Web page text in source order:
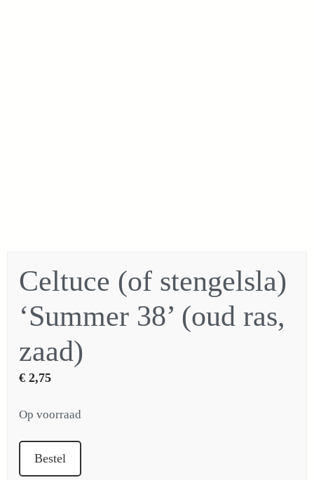
Celtuce (of stengelsla)
‘Summer 38’ (oud ras,
zaad)
€ 2,75
Op voorraad
Bestel